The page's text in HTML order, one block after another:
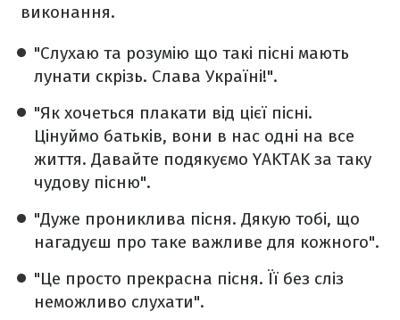
виконання.
"Слухаю та розумію що такі пісні мають
лунати скрізь. Слава Україні!".
"Як хочеться плакати від цієї пісні.
Цінуймо батьків, вони в нас одні на все
життя. Давайте подякуємо YAKTAK за таку
чудову пісню".
"Дуже прониклива пісня. Дякую тобі, що
нагадуєш про таке важливе для кожного".
"Це просто прекрасна пісня. Її без сліз
неможливо слухати".